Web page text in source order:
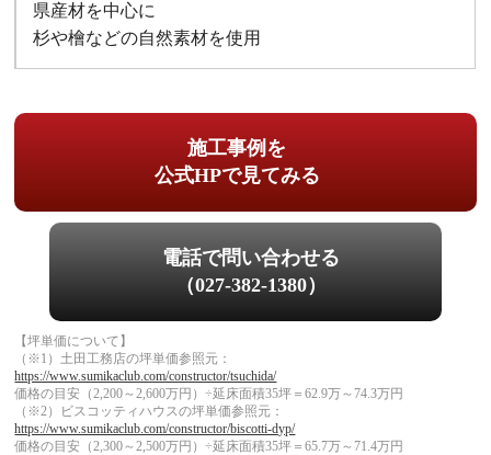
県産材を中心に
杉や檜などの自然素材を使用
施工事例を
公式HPで見てみる
電話で問い合わせる
（027-382-1380）
【坪単価について】
（※1）土田工務店の坪単価参照元：
https://www.sumikaclub.com/constructor/tsuchida/
価格の目安（2,200～2,600万円）÷延床面積35坪＝62.9万～74.3万円
（※2）ビスコッティハウスの坪単価参照元：
https://www.sumikaclub.com/constructor/biscotti-dyp/
価格の目安（2,300～2,500万円）÷延床面積35坪＝65.7万～71.4万円